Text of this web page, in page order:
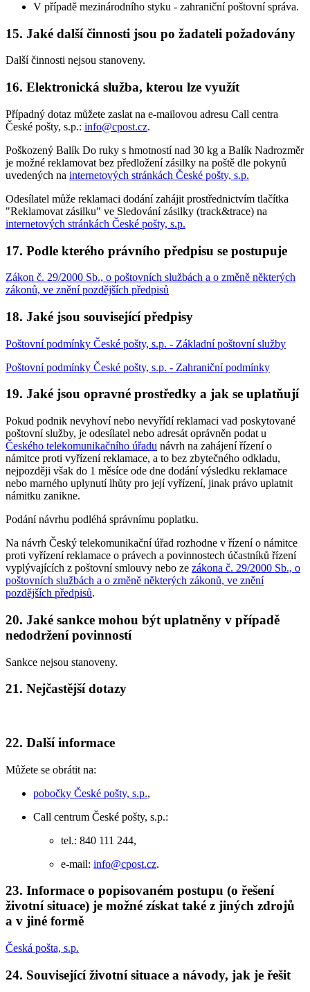
V případě mezinárodního styku - zahraniční poštovní správa.
15. Jaké další činnosti jsou po žadateli požadovány
Další činnosti nejsou stanoveny.
16. Elektronická služba, kterou lze využít
Případný dotaz můžete zaslat na e-mailovou adresu Call centra
České pošty, s.p.: info@cpost.cz.
Poškozený Balík Do ruky s hmotností nad 30 kg a Balík Nadrozměr
je možné reklamovat bez předložení zásilky na poště dle pokynů
uvedených na internetových stránkách České pošty, s.p.
Odesílatel může reklamaci dodání zahájit prostřednictvím tlačítka
"Reklamovat zásilku" ve Sledování zásilky (track&trace) na
internetových stránkách České pošty, s.p.
17. Podle kterého právního předpisu se postupuje
Zákon č. 29/2000 Sb., o poštovních službách a o změně některých
zákonů, ve znění pozdějších předpisů
18. Jaké jsou související předpisy
Poštovní podmínky České pošty, s.p. - Základní poštovní služby
Poštovní podmínky České pošty, s.p. - Zahraniční podmínky
19. Jaké jsou opravné prostředky a jak se uplatňují
Pokud podnik nevyhoví nebo nevyřídí reklamaci vad poskytované
poštovní služby, je odesílatel nebo adresát oprávněn podat u
Českého telekomunikačního úřadu návrh na zahájení řízení o
námitce proti vyřízení reklamace, a to bez zbytečného odkladu,
nejpozději však do 1 měsíce ode dne dodání výsledku reklamace
nebo marného uplynutí lhůty pro její vyřízení, jinak právo uplatnit
námitku zanikne.
Podání návrhu podléhá správnímu poplatku.
Na návrh Český telekomunikační úřad rozhodne v řízení o námitce
proti vyřízení reklamace o právech a povinnostech účastníků řízení
vyplývajících z poštovní smlouvy nebo ze zákona č. 29/2000 Sb., o
poštovních službách a o změně některých zákonů, ve znění
pozdějších předpisů.
20. Jaké sankce mohou být uplatněny v případě
nedodržení povinností
Sankce nejsou stanoveny.
21. Nejčastější dotazy
22. Další informace
Můžete se obrátit na:
pobočky České pošty, s.p.,
Call centrum České pošty, s.p.:
tel.: 840 111 244,
e-mail: info@cpost.cz.
23. Informace o popisovaném postupu (o řešení
životní situace) je možné získat také z jiných zdrojů
a v jiné formě
Česká pošta, s.p.
24. Související životní situace a návody, jak je řešit